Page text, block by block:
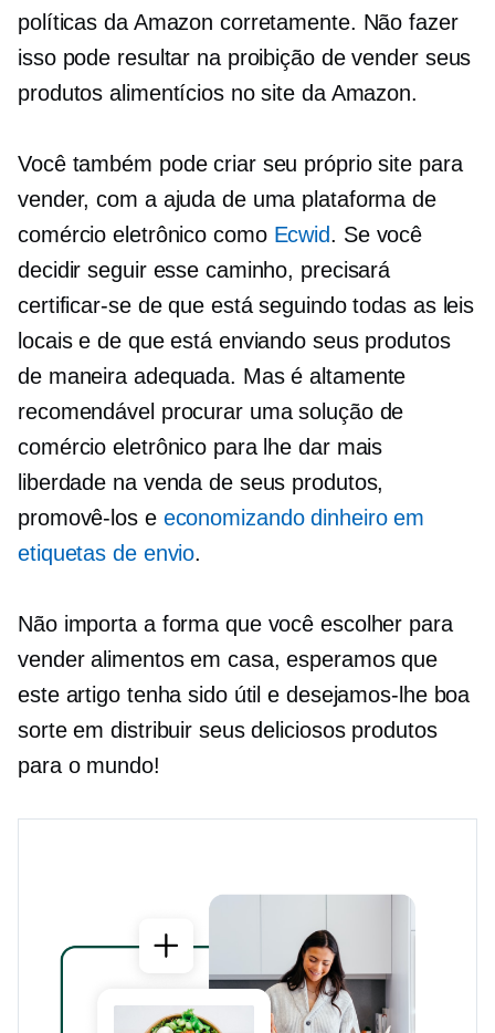
políticas da Amazon corretamente. Não fazer
isso pode resultar na proibição de vender seus
produtos alimentícios no site da Amazon.
Você também pode criar seu próprio site para
vender, com a ajuda de uma plataforma de
comércio eletrônico como Ecwid. Se você
decidir seguir esse caminho, precisará
certificar-se de que está seguindo todas as leis
locais e de que está enviando seus produtos
de maneira adequada. Mas é altamente
recomendável procurar uma solução de
comércio eletrônico para lhe dar mais
liberdade na venda de seus produtos,
promovê-los e economizando dinheiro em
etiquetas de envio.
Não importa a forma que você escolher para
vender alimentos em casa, esperamos que
este artigo tenha sido útil e desejamos-lhe boa
sorte em distribuir seus deliciosos produtos
para o mundo!